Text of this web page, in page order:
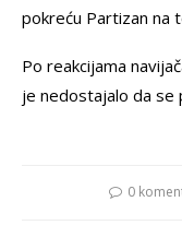
pokreću Partizan na
Po reakcijama
je nedostajalo da se
0